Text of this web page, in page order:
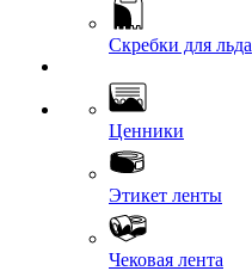
Скребки для льда
Ценники
Этикет ленты
Чековая лента